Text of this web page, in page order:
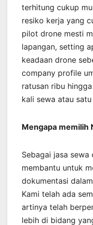
terhitung cukup
resiko kerja yang
pilot drone mesti
lapangan, setting
keadaan drone
company profile
ratusan ribu
kali sewa atau
Mengapa memilih
Sebagai jasa
membantu untuk
dokumentasi
Kami telah ada
artinya telah
lebih di bidang